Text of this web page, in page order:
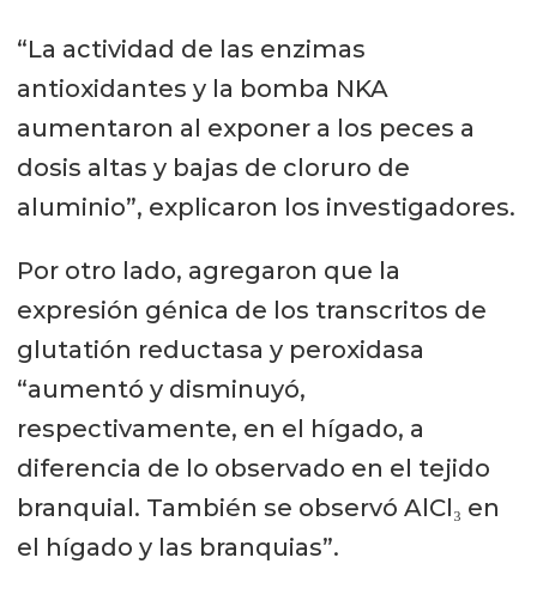
“La actividad de las enzimas
antioxidantes y la bomba NKA
aumentaron al exponer a los peces a
dosis altas y bajas de cloruro de
aluminio”, explicaron los investigadores.
Por otro lado, agregaron que la
expresión génica de los transcritos de
glutatión reductasa y peroxidasa
“aumentó y disminuyó,
respectivamente, en el hígado, a
diferencia de lo observado en el tejido
branquial. También se observó AlCl₃ en
el hígado y las branquias”.